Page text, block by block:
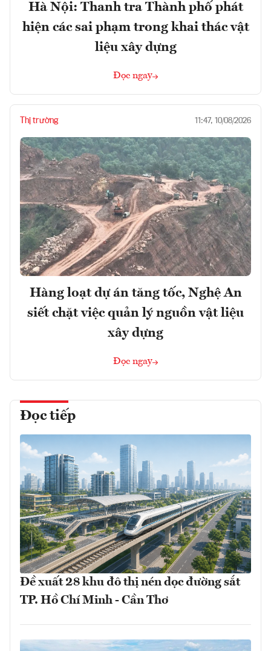
Hà Nội: Thanh tra Thành phố phát
hiện các sai phạm trong khai thác vật
liệu xây dựng
Đọc ngay
Thị trường 11:47, 10/08/2026
Hàng loạt dự án tăng tốc, Nghệ An
siết chặt việc quản lý nguồn vật liệu
xây dựng
Đọc ngay
Đọc tiếp
Đề xuất 28 khu đô thị nén dọc đường sắt
TP. Hồ Chí Minh - Cần Thơ